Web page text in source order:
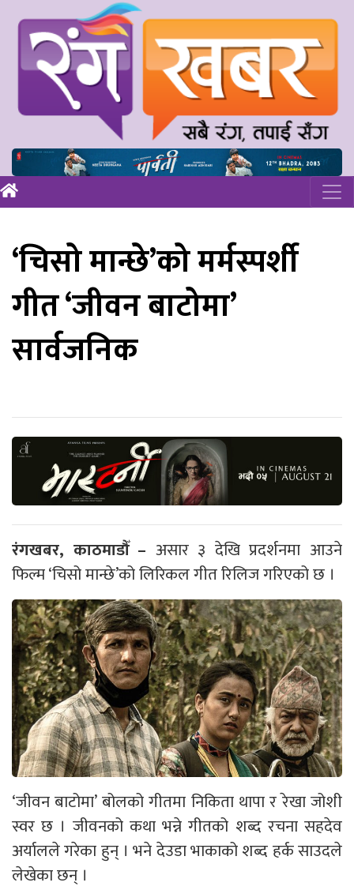
‘चिसो मान्छे’को मर्मस्पर्शी
गीत ‘जीवन बाटोमा’
सार्वजनिक
रंगखबर, काठमाडौँ – असार ३ देखि प्रदर्शनमा आउने
फिल्म ‘चिसो मान्छे’को लिरिकल गीत रिलिज गरिएको छ ।
‘जीवन बाटोमा’ बोलको गीतमा निकिता थापा र रेखा जोशी
स्वर छ । जीवनको कथा भन्ने गीतको शब्द रचना सहदेव
अर्यालले गरेका हुन् । भने देउडा भाकाको शब्द हर्क साउदले
लेखेका छन् ।